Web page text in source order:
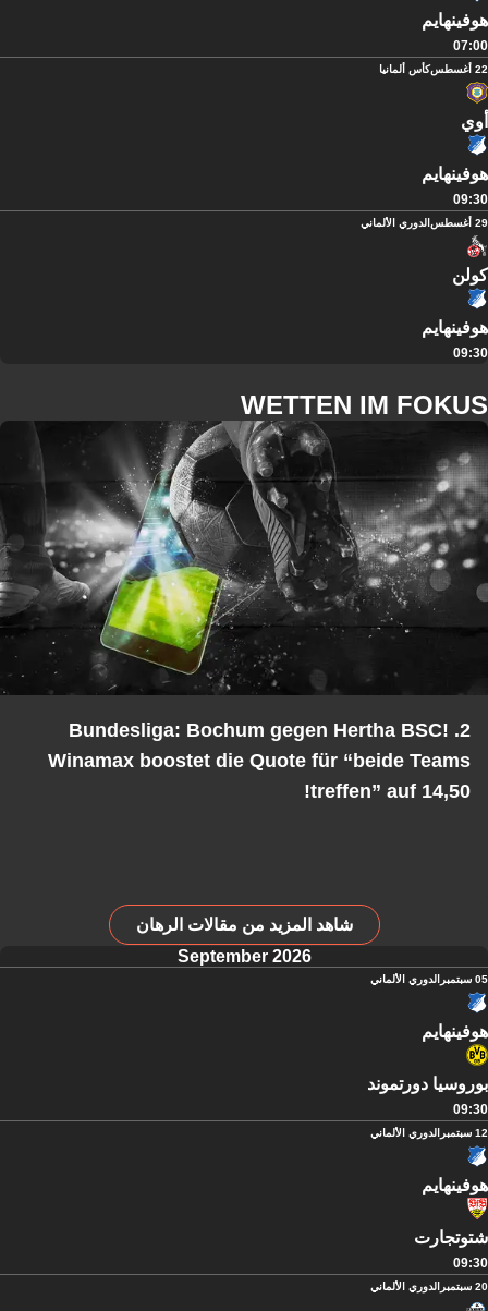
هوفينهايم
07:00
22 أغسطس كأس ألمانيا
أوي
هوفينهايم
09:30
29 أغسطس الدوري الألماني
كولن
هوفينهايم
09:30
WETTEN IM FOKUS
2. Bundesliga: Bochum gegen Hertha BSC!
Winamax boostet die Quote für “beide Teams
treffen” auf 14,50!
شاهد المزيد من مقالات الرهان
September 2026
05 سبتمبر الدوري الألماني
هوفينهايم
بوروسيا دورتموند
09:30
12 سبتمبر الدوري الألماني
هوفينهايم
شتوتجارت
09:30
20 سبتمبر الدوري الألماني